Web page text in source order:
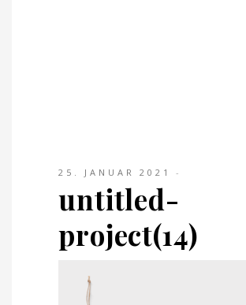
25. JANUAR 2021
untitled-
project(14)